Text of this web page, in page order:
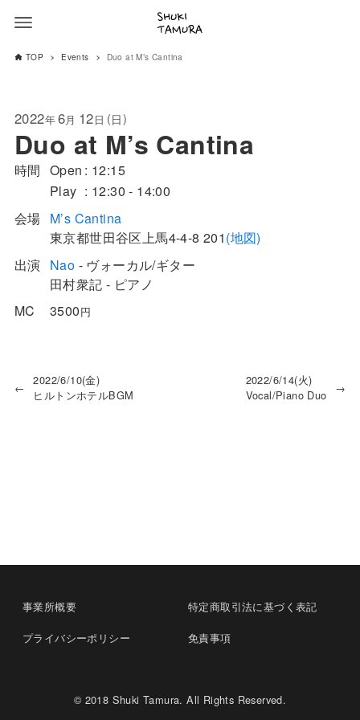
TOP Events Duo at M’s Cantina
2022年6月 12日 (日)
Duo at M’s Cantina
時間 Open
12:15
Play
12:30 - 14:00
会場 M’s Cantina
東京都世田谷区上馬4-4-8 201(地図)
出演 Nao - ヴォーカル/ギター
田村衆記 - ピアノ
MC
3500円
←
2022/6/10(金)
ヒルトンホテルBGM
2022/6/14(火)
Vocal/Piano Duo
→
事業所概要 特定商取引法に基づく表記
プライバシーポリシー 免責事項
© 2018 Shuki Tamura. All Rights Reserved.